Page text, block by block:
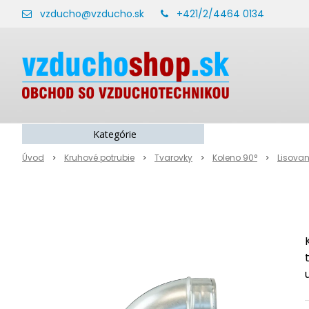
vzducho@vzducho.sk +421/2/4464 0134
Úvod Kruhové potrubie Tvarovky Koleno 90°
Kategórie